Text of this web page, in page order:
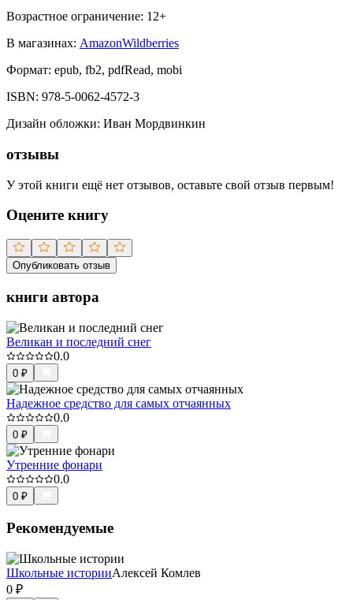
Возрастное ограничение: 12+
В магазинах: AmazonWildberries
Формат: epub, fb2, pdfRead, mobi
ISBN: 978-5-0062-4572-3
Дизайн обложки: Иван Мордвинкин
отзывы
У этой книги ещё нет отзывов, оставьте свой отзыв первым!
Оцените книгу
Опубликовать отзыв
книги автора
Великан и последний снег
0.0
0 ₽
Надежное средство для самых отчаянных
0.0
0 ₽
Утренние фонари
0.0
0 ₽
Рекомендуемые
Школьные историиАлексей Комлев
0 ₽